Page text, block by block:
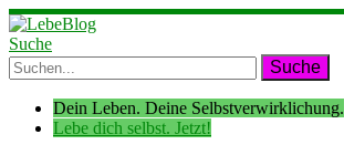
Suche
Dein Leben. Deine Selbstverwirklichung.
Lebe dich selbst. Jetzt!